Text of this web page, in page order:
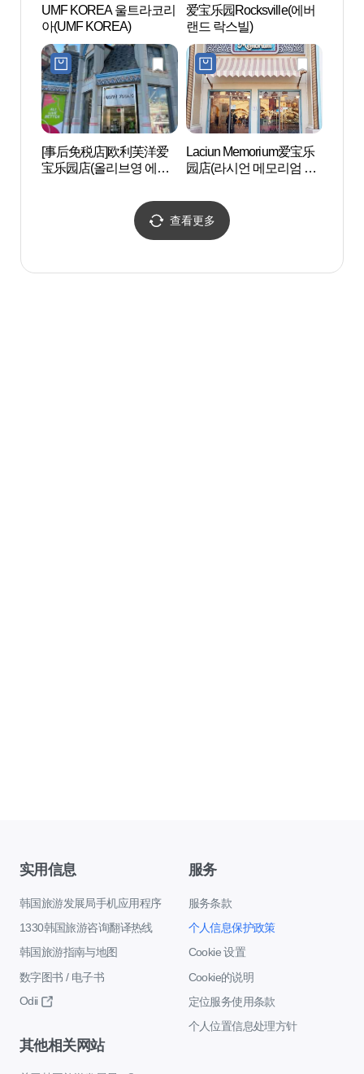
UMF KOREA 울트라코리
아(UMF KOREA)
爱宝乐园Rocksville(에버
랜드 락스빌)
[事后免税店]欧利芙洋爱
宝乐园店(올리브영 에버
Laciun Memorium爱宝乐
园店(라시언 메모리엄 에
查看更多
实用信息
韩国旅游发展局手机应用程序
1330韩国旅游咨询翻译热线
韩国旅游指南与地图
数字图书 / 电子书
Odii
服务
服务条款
个人信息保护政策
Cookie 设置
Cookie的说明
定位服务使用条款
个人位置信息处理方针
其他相关网站